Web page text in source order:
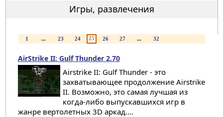
Игры, развлечения
1 ... 23 24 25 26 27 ... 32
AirStrike II: Gulf Thunder 2.70
Airstrike II: Gulf Thunder - это
захватывающее продолжение Airstrike
II. Возможно, это самая лучшая из
когда-либо выпускавшихся игр в
жанре вертолетных 3D аркад....